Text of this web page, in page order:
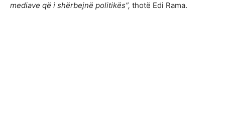
mediave që i shërbejnë politikës”, thotë Edi Rama.